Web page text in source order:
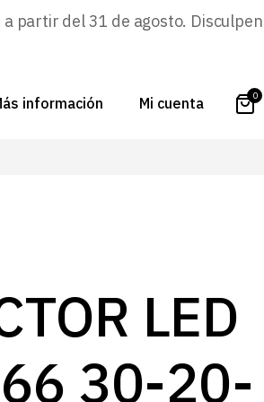
partir del 31 de agosto.
información
de inspiración
Mi cuenta
contraseña
0
LED
30-20-